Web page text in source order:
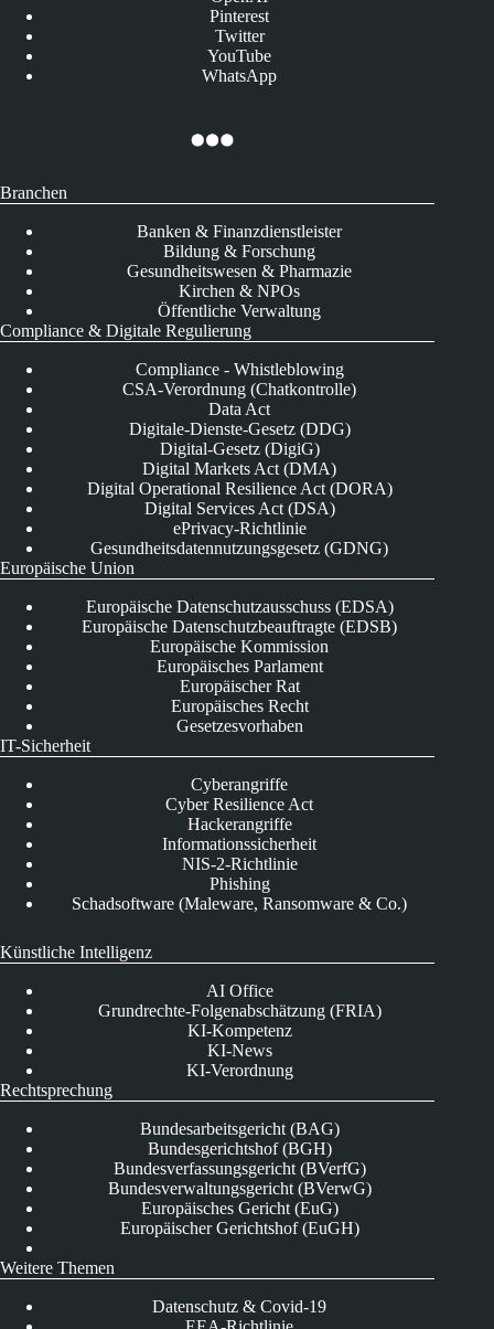
Pinterest
Twitter
YouTube
WhatsApp
Branchen
Banken & Finanzdienstleister
Bildung & Forschung
Gesundheitswesen & Pharmazie
Kirchen & NPOs
Öffentliche Verwaltung
Compliance & Digitale Regulierung
Compliance - Whistleblowing
CSA-Verordnung (Chatkontrolle)
Data Act
Digitale-Dienste-Gesetz (DDG)
Digital-Gesetz (DigiG)
Digital Markets Act (DMA)
Digital Operational Resilience Act (DORA)
Digital Services Act (DSA)
ePrivacy-Richtlinie
Gesundheitsdatennutzungsgesetz (GDNG)
Europäische Union
Europäische Datenschutzausschuss (EDSA)
Europäische Datenschutzbeauftragte (EDSB)
Europäische Kommission
Europäisches Parlament
Europäischer Rat
Europäisches Recht
Gesetzesvorhaben
IT-Sicherheit
Cyberangriffe
Cyber Resilience Act
Hackerangriffe
Informationssicherheit
NIS-2-Richtlinie
Phishing
Schadsoftware (Maleware, Ransomware & Co.)
Künstliche Intelligenz
AI Office
Grundrechte-Folgenabschätzung (FRIA)
KI-Kompetenz
KI-News
KI-Verordnung
Rechtsprechung
Bundesarbeitsgericht (BAG)
Bundesgerichtshof (BGH)
Bundesverfassungsgericht (BVerfG)
Bundesverwaltungsgericht (BVerwG)
Europäisches Gericht (EuG)
Europäischer Gerichtshof (EuGH)
Weitere Themen
Datenschutz & Covid-19